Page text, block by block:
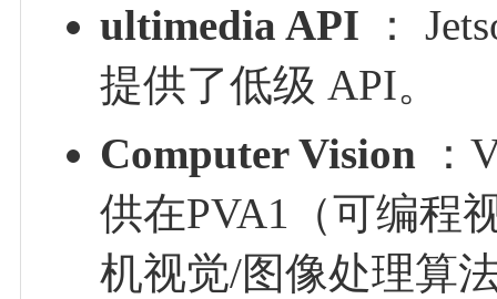
ultimedia API ：
提供了低级 API。
Computer Vision ：
供在PVA1（可编程
机视觉/图像处理算